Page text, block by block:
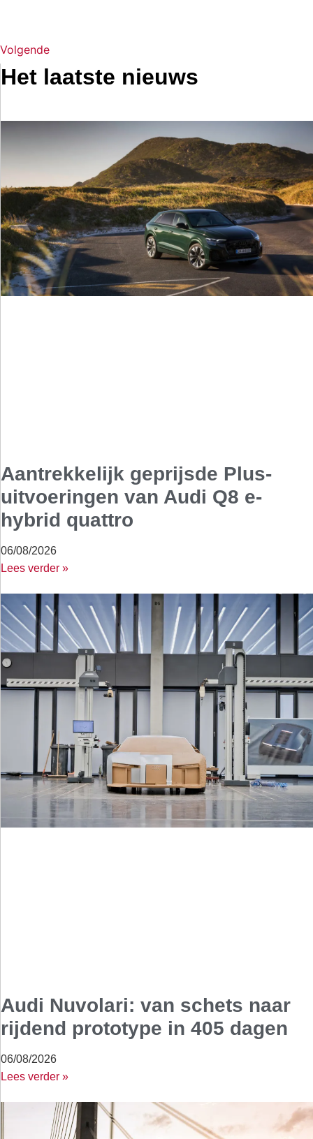
Volgende
Het laatste nieuws
Aantrekkelijk geprijsde Plus-
uitvoeringen van Audi Q8 e-
hybrid quattro
06/08/2026
Lees verder »
Audi Nuvolari: van schets naar
rijdend prototype in 405 dagen
06/08/2026
Lees verder »